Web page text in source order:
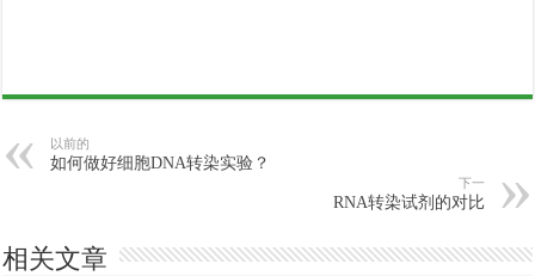
以前的
如何做好细胞DNA转染实验？
下一
RNA转染试剂的对比
相关文章